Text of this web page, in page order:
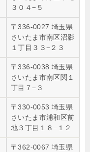
３０４−５
〒336-0027 埼玉県
さいたま市南区沼影
１丁目３３−２３
〒336-0038 埼玉県
さいたま市南区関１
丁目７−３
〒330-0053 埼玉県
さいたま市浦和区前
地３丁目１８−１２
〒362-0067 埼玉県